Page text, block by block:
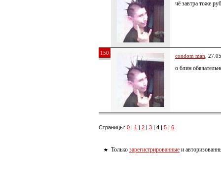
чё завтра тоже
150 condom man ,
о блин
Страницы: 0 | 1 | 2 | 3 | 4 | 5 | 6
Только зарегистрированные и